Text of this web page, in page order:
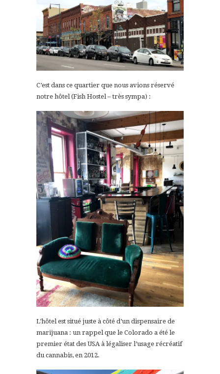
C’est dans ce quartier que nous avions réservé
notre hôtel (Fish Hostel – très sympa) :
L’hôtel est situé juste à côté d’un dispensaire de
marijuana : un rappel que le Colorado a été le
premier état des USA à légaliser l’usage récréatif
du cannabis, en 2012.